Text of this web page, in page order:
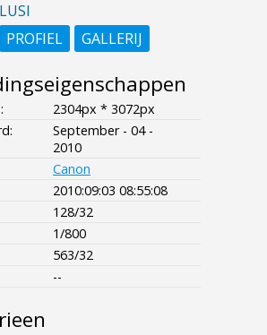
LUSI
PROFIEL
GALLERIJ
2304px * 3072px
September - 04 -
2010
Canon
2010:09:03 08:55:08
128/32
1/800
563/32
--